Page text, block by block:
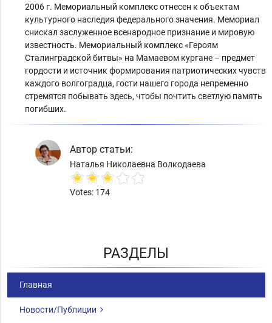
2006 г. Мемориальный комплекс отнесен к объектам
культурного наследия федерального значения. Мемориал
снискал заслуженное всенародное признание и мировую
известность. Мемориальный комплекс «Героям
Сталинградской битвы» на Мамаевом кургане – предмет
гордости и источник формирования патриотических чувств
каждого волгоградца, гости нашего города непременно
стремятся побывать здесь, чтобы почтить светлую память
погибших.
Автор статьи:
Наталья Николаевна Волкодаева
Votes: 174
РАЗДЕЛЫ
Главная
Новости/Публиции